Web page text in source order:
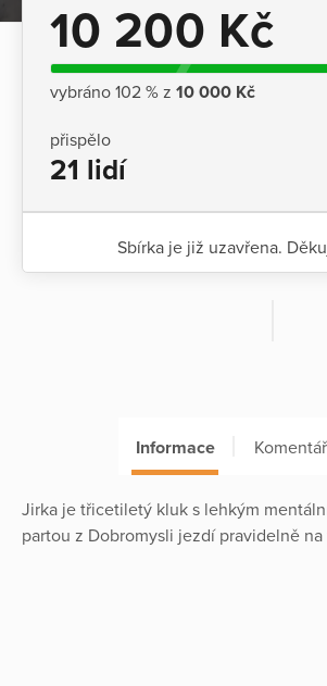
10 200 Kč
vybráno 102 % z 10 000 Kč
přispělo
21 lidí
Sbírka je již uzavřena.
Informace
Jirka je třicetiletý kluk s lehkým
partou z Dobromysli jezdí pravidelně